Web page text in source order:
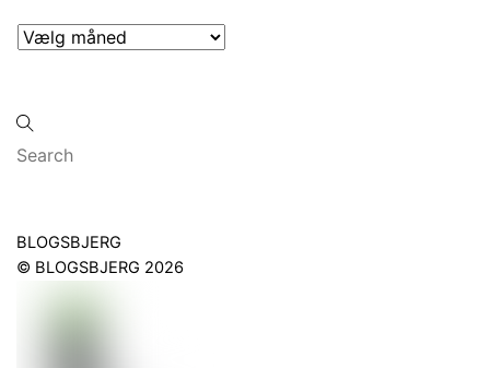
Arkiver
Back
To
BLOGSBJERG
© BLOGSBJERG 2026